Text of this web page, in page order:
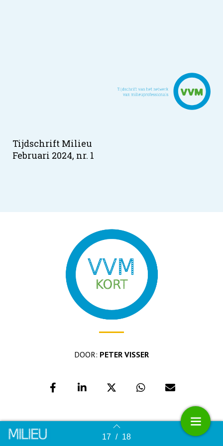
Terug naar overzicht 17 / 18
Tijdschrift Milieu
Februari 2024, nr. 1
DOOR: PETER VISSER